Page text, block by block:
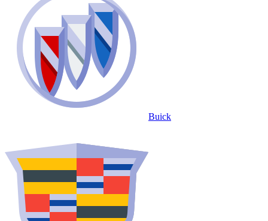
Buick